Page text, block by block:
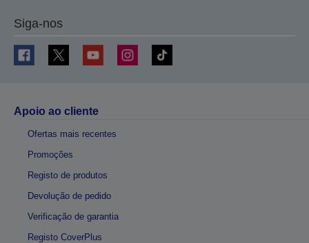
Siga-nos
Apoio ao cliente
Ofertas mais recentes
Promoções
Registo de produtos
Devolução de pedido
Verificação de garantia
Registo CoverPlus